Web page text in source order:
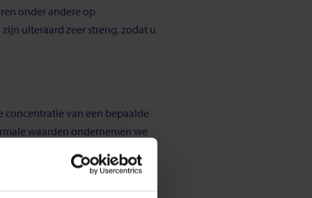
onder andere op
uiteraard zeer streng, zodat u
concentratie van een bepaalde
waarden ondernemen we